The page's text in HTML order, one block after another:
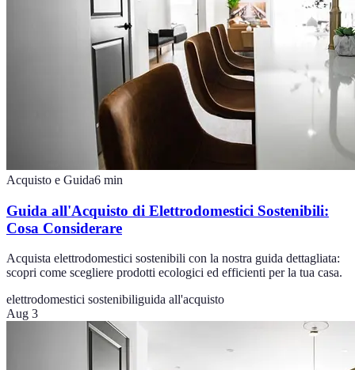
Acquisto e Guida6 min
Guida all'Acquisto di Elettrodomestici Sostenibili:
Cosa Considerare
Acquista elettrodomestici sostenibili con la nostra guida dettagliata:
scopri come scegliere prodotti ecologici ed efficienti per la tua casa.
elettrodomestici sostenibiliguida all'acquisto
Aug 3